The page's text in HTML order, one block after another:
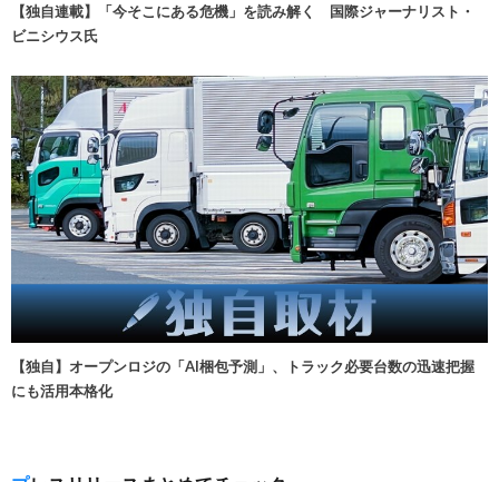
【独自連載】「今そこにある危機」を読み解く 国際ジャーナリスト・
ビニシウス氏
【独自】オープンロジの「AI梱包予測」、トラック必要台数の迅速把握
にも活用本格化